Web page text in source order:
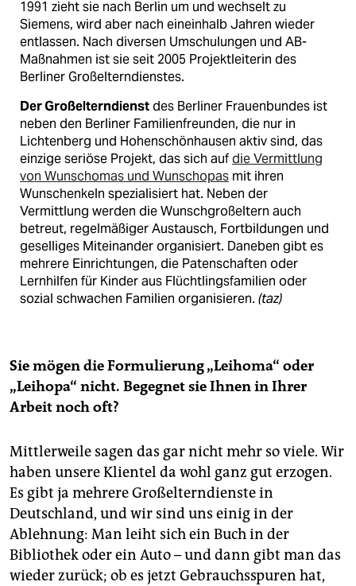
1991 zieht sie nach Berlin um und wechselt zu
Siemens, wird aber nach eineinhalb Jahren wieder
entlassen. Nach diversen Umschulungen und AB-
Maßnahmen ist sie seit 2005 Projektleiterin des
Berliner Großelterndienstes.
Der Großelterndienstdes Berliner Frauenbundes ist
neben den Berliner Familienfreunden, die nur in
Lichtenberg und Hohenschönhausen aktiv sind, das
einzige seriöse Projekt, das sich aufdie Vermittlung
von Wunschomas und Wunschopas mit ihren
Wunsch­enkeln spezialisiert hat. Neben der
Vermittlung werden die Wunschgroßeltern auch
betreut, regelmäßiger Austausch, Fortbildungen und
geselliges Miteinander organisiert. Daneben gibt es
mehrere Einrichtungen, die Patenschaften oder
Lernhilfen für Kinder aus Flüchtlingsfamilien oder
sozial schwachen Familien organisieren. (taz)
Sie mögen die Formulierung „Leih­oma“ oder
„Leihopa“ nicht. Begegnet sie Ihnen in Ihrer
Arbeit noch oft?
Mittlerweile sagen das gar nicht mehr so viele. Wir
haben unsere Klientel da wohl ganz gut erzogen.
Es gibt ja mehrere Großelterndienste in
Deutschland, und wir sind uns einig in der
Ablehnung: Man leiht sich ein Buch in der
Bibliothek oder ein Auto – und dann gibt man das
wieder zurück; ob es jetzt Gebrauchsspuren hat,